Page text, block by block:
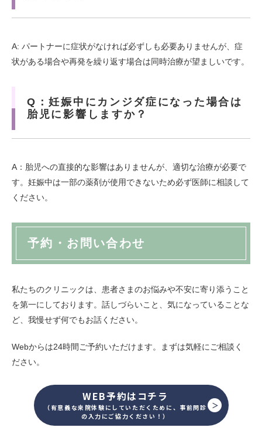
A: パートナーに症状がなければ必ずしも必要ありませんが、症
状がある場合や再発を繰り返す場合は同時治療が望ましいです。
Q：妊娠中にカンジダ症になった場合は
胎児に影響しますか？
A：胎児への直接的な影響はありませんが、適切な治療が必要で
す。妊娠中は一部の薬剤が使用できないため必ず医師に相談して
ください。
予約・お問い合わせ
私たちのクリニックは、患者さまのお悩みや不安に寄り添うこと
を第一にしております。話しづらいこと、気になっていることな
ど、我慢せず何でもお話ください。
Webからは24時間ご予約いただけます。まずは気軽にご相談く
ださい。
WEB予約はコチラ
（有意義な来院体験にしていただくために、事前問診
の入力にご協力ください！）